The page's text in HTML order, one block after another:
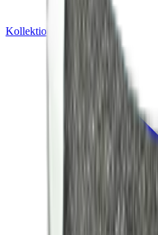
Kollektionen